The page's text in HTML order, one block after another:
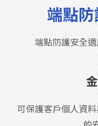
端點
端點防護安全
可保護客戶個人資